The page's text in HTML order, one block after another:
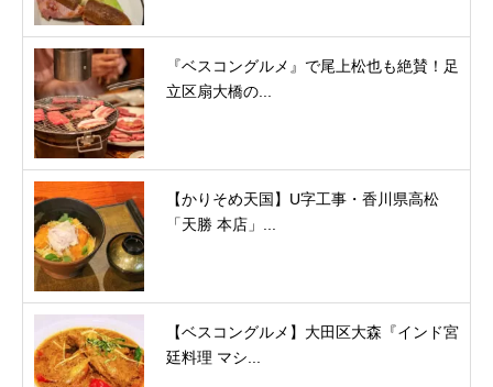
『ベスコングルメ』で尾上松也も絶賛！足
立区扇大橋の...
【かりそめ天国】U字工事・香川県高松
「天勝 本店」...
【ベスコングルメ】大田区大森『インド宮
廷料理 マシ...